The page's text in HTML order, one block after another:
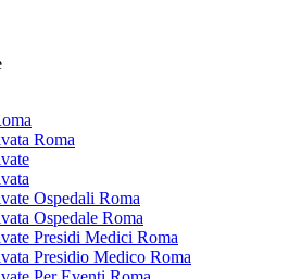
Roma
Ospedali Roma
Ospedale Roma
Presidi Medici Roma
Presidio Medico Roma